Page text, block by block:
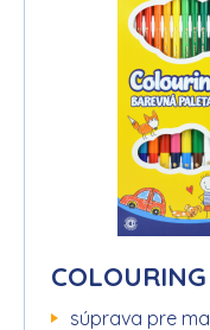
súprava pre